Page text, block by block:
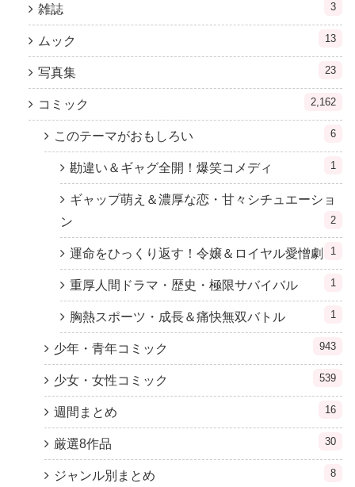
雑誌 3
ムック 13
写真集 23
コミック 2,162
このテーマがおもしろい 6
勘違い＆ギャグ全開！爆笑コメディ 1
ギャップ萌え＆濃厚な恋・甘々シチュエーショ
ン
2
運命をひっくり返す！令嬢＆ロイヤル愛憎劇 1
重厚人間ドラマ・歴史・極限サバイバル 1
胸熱スポーツ・成長＆痛快無双バトル 1
少年・青年コミック 943
少女・女性コミック 539
週間まとめ 16
厳選8作品 30
ジャンル別まとめ 8